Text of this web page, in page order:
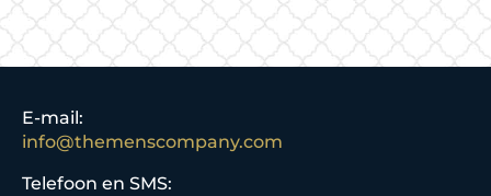
E-mail:
info@themenscompany.com
Telefoon en SMS: